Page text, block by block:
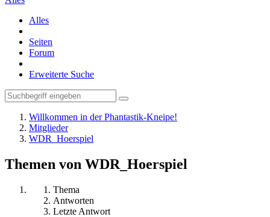
Alles
Seiten
Forum
Erweiterte Suche
Willkommen in der Phantastik-Kneipe!
Mitglieder
WDR_Hoerspiel
Themen von WDR_Hoerspiel
Thema
Antworten
Letzte Antwort